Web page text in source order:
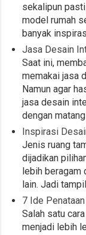
sekalipun
model rumah
banyak
Jasa Desain
Saat ini,
memakai jasa
Namun agar
jasa desain
dengan
Inspirasi
Jenis ruang
dijadikan
lebih beragam
lain. Jadi
7 Ide
Salah satu
menjadi lebih